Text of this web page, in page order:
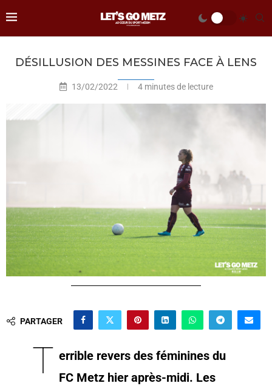
DÉSILLUSION DES MESSINES FACE À LENS
13/02/2022 4 minutes de lecture
PARTAGER
T errible revers des féminines du
FC Metz hier après-midi. Les